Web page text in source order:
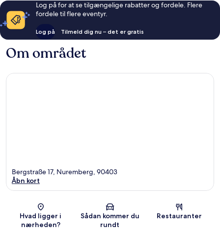
Log på for at se tilgængelige rabatter og fordele. Flere
fordele til flere eventyr.
Log på Tilmeld dig nu – det er gratis
Om området
Kort
Bergstraße 17, Nuremberg, 90403
Åbn kort
Hvad ligger i
nærheden?
Sådan kommer du
rundt
Restauranter